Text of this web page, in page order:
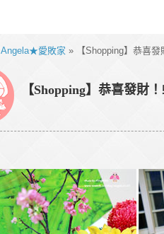
Angela★愛敗家 » 【Shopping】恭喜
【Shopping】恭喜發財